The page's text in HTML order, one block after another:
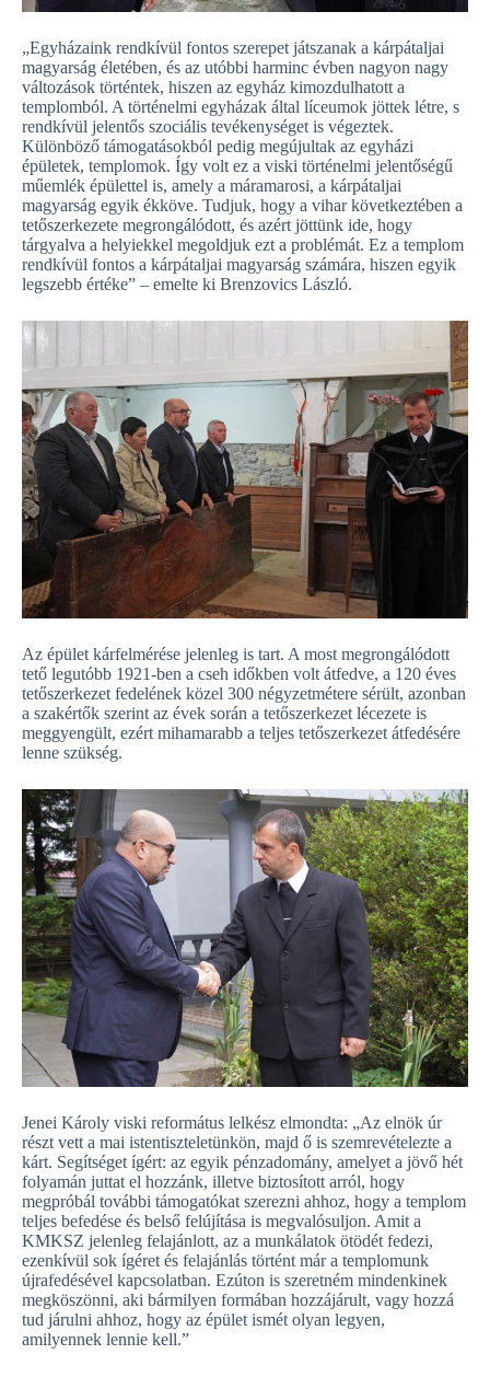
„Egyházaink rendkívül fontos szerepet játszanak a kárpátaljai
magyarság életében, és az utóbbi harminc évben nagyon nagy
változások történtek, hiszen az egyház kimozdulhatott a
templomból. A történelmi egyházak által líceumok jöttek létre, s
rendkívül jelentős szociális tevékenységet is végeztek.
Különböző támogatásokból pedig megújultak az egyházi
épületek, templomok. Így volt ez a viski történelmi jelentőségű
műemlék épülettel is, amely a máramarosi, a kárpátaljai
magyarság egyik ékköve. Tudjuk, hogy a vihar következtében a
tetőszerkezete megrongálódott, és azért jöttünk ide, hogy
tárgyalva a helyiekkel megoldjuk ezt a problémát. Ez a templom
rendkívül fontos a kárpátaljai magyarság számára, hiszen egyik
legszebb értéke” – emelte ki Brenzovics László.
Az épület kárfelmérése jelenleg is tart. A most megrongálódott
tető legutóbb 1921-ben a cseh időkben volt átfedve, a 120 éves
tetőszerkezet fedelének közel 300 négyzetmétere sérült, azonban
a szakértők szerint az évek során a tetőszerkezet lécezete is
meggyengült, ezért mihamarabb a teljes tetőszerkezet átfedésére
lenne szükség.
Jenei Károly viski református lelkész elmondta: „Az elnök úr
részt vett a mai istentiszteletünkön, majd ő is szemrevételezte a
kárt. Segítséget ígért: az egyik pénzadomány, amelyet a jövő hét
folyamán juttat el hozzánk, illetve biztosított arról, hogy
megpróbál további támogatókat szerezni ahhoz, hogy a templom
teljes befedése és belső felújítása is megvalósuljon. Amit a
KMKSZ jelenleg felajánlott, az a munkálatok ötödét fedezi,
ezenkívül sok ígéret és felajánlás történt már a templomunk
újrafedésével kapcsolatban. Ezúton is szeretném mindenkinek
megköszönni, aki bármilyen formában hozzájárult, vagy hozzá
tud járulni ahhoz, hogy az épület ismét olyan legyen,
amilyennek lennie kell.”